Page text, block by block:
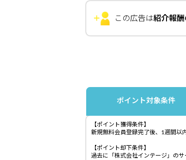
この広告は紹介報
ポイント対象条件
【ポイント獲得条件】
新規無料会員登録完了後、1週間以
【ポイント却下条件】
過去に「株式会社インテージ」の